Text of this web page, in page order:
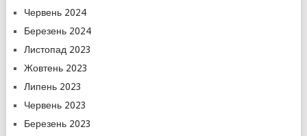
Червень 2024
Березень 2024
Листопад 2023
Жовтень 2023
Липень 2023
Червень 2023
Березень 2023